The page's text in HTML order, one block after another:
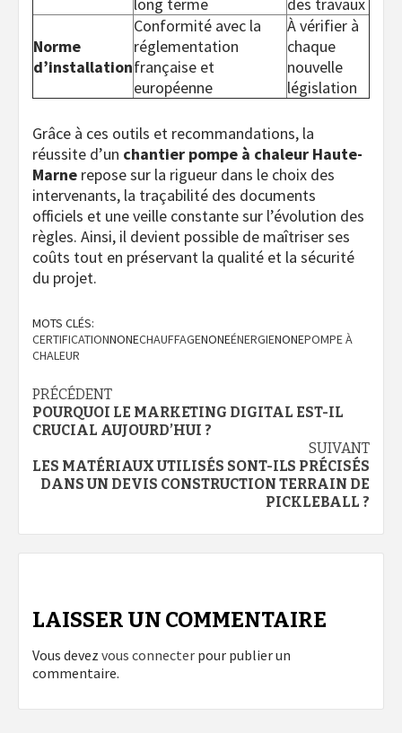
Norme
d’installation
Conformité avec la
réglementation
française et
européenne
À vérifier à
chaque
nouvelle
législation
Grâce à ces outils et recommandations, la
réussite d’un chantier pompe à chaleur Haute-
Marne repose sur la rigueur dans le choix des
intervenants, la traçabilité des documents
officiels et une veille constante sur l’évolution des
règles. Ainsi, il devient possible de maîtriser ses
coûts tout en préservant la qualité et la sécurité
du projet.
MOTS CLÉS:
CERTIFICATIONNONECHAUFFAGENONEÉNERGIENONEPOMPE À
CHALEUR
Navigation
d’article
PRÉCÉDENT
POURQUOI LE MARKETING DIGITAL EST-IL
CRUCIAL AUJOURD’HUI ?
SUIVANT
LES MATÉRIAUX UTILISÉS SONT-ILS PRÉCISÉS
DANS UN DEVIS CONSTRUCTION TERRAIN DE
PICKLEBALL ?
LAISSER UN COMMENTAIRE
Vous devez vous connecter pour publier un
commentaire.